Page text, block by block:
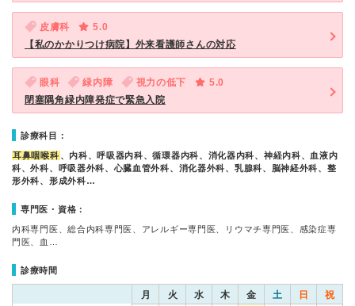
皮膚科
5.0
【私のかかりつけ病院】外来看護師さんの対応
眼科 緑内障 視力の低下
5.0
閉塞隅角緑内障発症で緊急入院
診療科目：
耳鼻咽喉科 、内科、呼吸器内科、循環器内科、消化器内科、神経内科、血液内
科、外科、呼吸器外科、心臓血管外科、消化器外科、乳腺科、脳神経外科、整
形外科、形成外科…
専門医・資格：
内科専門医、総合内科専門医、アレルギー専門医、リウマチ専門医、感染症専
門医、血…
診療時間
月 火 水 木 金 土 日 祝